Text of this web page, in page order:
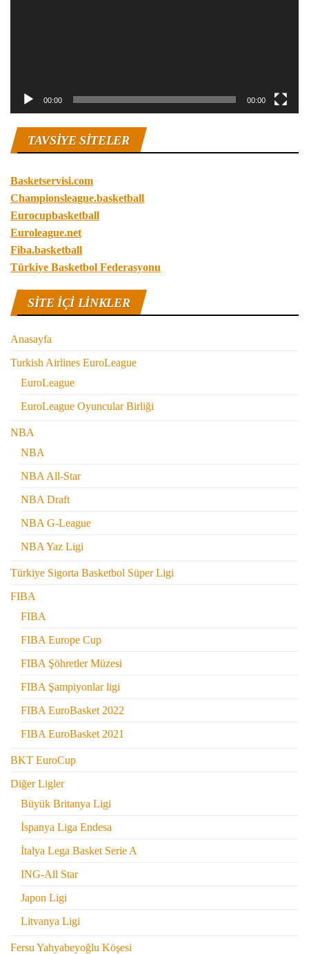
00:00 00:00
TAVSIYE SITELER
Basketservisi.com
Championsleague.basketball
Eurocupbasketball
Euroleague.net
Fiba.basketball
Türkiye Basketbol Federasyonu
SITE IÇI LINKLER
Anasayfa
Turkish Airlines EuroLeague
EuroLeague
EuroLeague Oyuncular Birliği
NBA
NBA
NBA All-Star
NBA Draft
NBA G-League
NBA Yaz Ligi
Türkiye Sigorta Basketbol Süper Ligi
FIBA
FIBA
FIBA Europe Cup
FIBA Şöhretler Müzesi
FIBA Şampiyonlar ligi
FIBA EuroBasket 2022
FIBA EuroBasket 2021
BKT EuroCup
Diğer Ligler
Büyük Britanya Ligi
İspanya Liga Endesa
İtalya Lega Basket Serie A
ING-All Star
Japon Ligi
Litvanya Ligi
Fersu Yahyabeyoğlu Köşesi